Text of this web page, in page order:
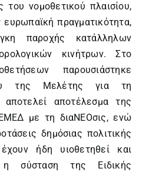
του νομοθετικού πλαισίου,
πραγματικότητα,
παροχής κατάλληλων
κινήτρων. Στο
παρουσιάστηκε
της Μελέτης για τη
αποτέλεσμα της
με τη διαΝΕΟσις, ενώ
δημόσιας πολιτικής
ήδη υιοθετηθεί και
σύσταση της Ειδικής